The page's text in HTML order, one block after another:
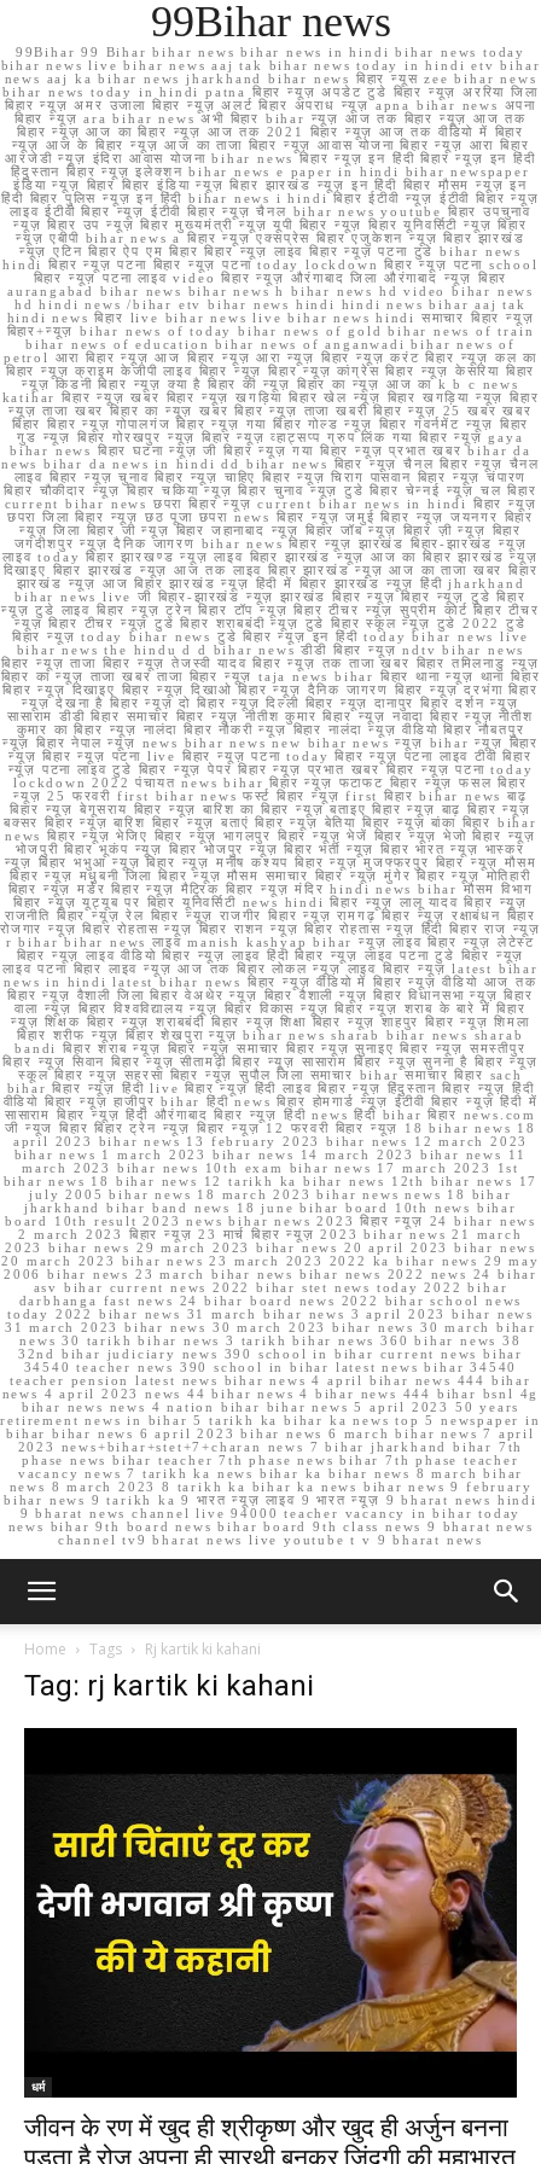
99Bihar news
99Bihar 99 Bihar bihar news bihar news in hindi bihar news today
bihar news live bihar news aaj tak bihar news today in hindi etv bihar
news aaj ka bihar news jharkhand bihar news बिहार न्यूस zee bihar news
bihar news today in hindi patna बिहार न्यूज़ अपडेट टुडे बिहार न्यूज़ अररिया जिला
बिहार न्यूज़ अमर उजाला बिहार न्यूज़ अलर्ट बिहार अपराध न्यूज़ apna bihar news अपना
बिहार न्यूज़ ara bihar news अभी बिहार bihar न्यूज़ आज तक बिहार न्यूज़ आज तक
बिहार न्यूज़ आज का बिहार न्यूज़ आज तक 2021 बिहार न्यूज़ आज तक वीडियो में बिहार
न्यूज़ आज के बिहार न्यूज़ आज का ताजा बिहार न्यूज़ आवास योजना बिहार न्यूज़ आरा बिहार
आरजेडी न्यूज़ इंदिरा आवास योजना bihar news बिहार न्यूज़ इन हिंदी बिहार न्यूज़ इन हिंदी
हिंदुस्तान बिहार न्यूज़ इलेक्शन bihar news e paper in hindi bihar newspaper
इंडिया न्यूज़ बिहार बिहार इंडिया न्यूज़ बिहार झारखंड न्यूज़ इन हिंदी बिहार मौसम न्यूज़ इन
हिंदी बिहार पुलिस न्यूज़ इन हिंदी bihar news i hindi बिहार ईटीवी न्यूज़ ईटीवी बिहार न्यूज़
लाइव ईटीवी बिहार न्यूज़ ईटीवी बिहार न्यूज़ चैनल bihar news youtube बिहार उपचुनाव
न्यूज़ बिहार उप न्यूज़ बिहार मुख्यमंत्री न्यूज़ यूपी बिहार न्यूज़ बिहार यूनिवर्सिटी न्यूज़ बिहार
न्यूज़ एबीपी bihar news a बिहार न्यूज़ एक्सप्रेस बिहार एजुकेशन न्यूज़ बिहार झारखंड
न्यूज़ एटिन बिहार ऐप एम बिहार बिहार न्यूज़ लाइव बिहार न्यूज़ पटना टुडे bihar news
hindi बिहार न्यूज़ पटना बिहार न्यूज़ पटना today lockdown बिहार न्यूज़ पटना school
बिहार न्यूज़ पटना लाइव video बिहार न्यूज़ औरंगाबाद जिला औरंगाबाद न्यूज़ बिहार
aurangabad bihar news bihar news h bihar news hd video bihar news
hd hindi news /bihar etv bihar news hindi hindi news bihar aaj tak
hindi news बिहार live bihar news live bihar news hindi समाचार बिहार न्यूज़
बिहार+न्यूज़ bihar news of today bihar news of gold bihar news of train
bihar news of education bihar news of anganwadi bihar news of
petrol आरा बिहार न्यूज़ आज बिहार न्यूज़ आरा न्यूज़ बिहार न्यूज़ करंट बिहार न्यूज़ कल का
बिहार न्यूज़ क्राइम केजीपी लाइव बिहार न्यूज़ बिहार न्यूज़ कांग्रेस बिहार न्यूज़ केसरिया बिहार
न्यूज़ किडनी बिहार न्यूज़ क्या है बिहार की न्यूज़ बिहार का न्यूज़ आज का k b c news
katihar बिहार न्यूज़ खबर बिहार न्यूज़ खगड़िया बिहार खेल न्यूज़ बिहार खगड़िया न्यूज़ बिहार
न्यूज़ ताजा खबर बिहार का न्यूज़ खबर बिहार न्यूज़ ताजा खबरी बिहार न्यूज़ 25 खबर खबर
बिहार बिहार न्यूज़ गोपालगंज बिहार न्यूज़ गया बिहार गोल्ड न्यूज़ बिहार गवर्नमेंट न्यूज़ बिहार
गुड न्यूज़ बिहार गोरखपुर न्यूज़ बिहार न्यूज़ व्हाट्सप्प ग्रुप लिंक गया बिहार न्यूज़ gaya
bihar news बिहार घटना न्यूज़ जी बिहार न्यूज़ गया बिहार न्यूज़ प्रभात खबर bihar da
news bihar da news in hindi dd bihar news बिहार न्यूज़ चैनल बिहार न्यूज़ चैनल
लाइव बिहार न्यूज़ चुनाव बिहार न्यूज़ चाहिए बिहार न्यूज़ चिराग पासवान बिहार न्यूज़ चंपारण
बिहार चौकीदार न्यूज़ बिहार चकिया न्यूज़ बिहार चुनाव न्यूज़ टुडे बिहार चेन्नई न्यूज़ चल बिहार
current bihar news छपरा बिहार न्यूज़ current bihar news in hindi बिहार न्यूज़
छपरा जिला बिहार न्यूज़ छठ पूजा छपरा news बिहार न्यूज़ जमुई बिहार न्यूज़ जयनगर बिहार
न्यूज़ जिला बिहार जी न्यूज़ बिहार जहानाबाद न्यूज़ बिहार जॉब न्यूज़ बिहार ज़ी न्यूज़ बिहार
जगदीशपुर न्यूज़ दैनिक जागरण bihar news बिहार न्यूज़ झारखंड बिहार-झारखंड न्यूज़
लाइव today बिहार झारखण्ड न्यूज़ लाइव बिहार झारखंड न्यूज़ आज का बिहार झारखंड न्यूज़
दिखाइए बिहार झारखंड न्यूज़ आज तक लाइव बिहार झारखंड न्यूज़ आज का ताजा खबर बिहार
झारखंड न्यूज़ आज बिहार झारखंड न्यूज़ हिंदी में बिहार झारखंड न्यूज़ हिंदी jharkhand
bihar news live जी बिहार-झारखंड न्यूज़ झारखंड बिहार न्यूज़ बिहार न्यूज़ टुडे बिहार
न्यूज़ टुडे लाइव बिहार न्यूज़ ट्रेन बिहार टॉप न्यूज़ बिहार टीचर न्यूज़ सुप्रीम कोर्ट बिहार टीचर
न्यूज़ बिहार टीचर न्यूज़ टुडे बिहार शराबबंदी न्यूज़ टुडे बिहार स्कूल न्यूज़ टुडे 2022 टुडे
बिहार न्यूज़ today bihar news टुडे बिहार न्यूज़ इन हिंदी today bihar news live
bihar news the hindu d d bihar news डीडी बिहार न्यूज़ ndtv bihar news
बिहार न्यूज़ ताजा बिहार न्यूज़ तेजस्वी यादव बिहार न्यूज़ तक ताजा खबर बिहार तमिलनाडु न्यूज़
बिहार का न्यूज़ ताजा खबर ताजा बिहार न्यूज़ taja news bihar बिहार थाना न्यूज़ थाना बिहार
बिहार न्यूज़ दिखाइए बिहार न्यूज़ दिखाओ बिहार न्यूज़ दैनिक जागरण बिहार न्यूज़ दरभंगा बिहार
न्यूज़ देखना है बिहार न्यूज़ दो बिहार न्यूज़ दिल्ली बिहार न्यूज़ दानापुर बिहार दर्शन न्यूज़
सासाराम डीडी बिहार समाचार बिहार न्यूज़ नीतीश कुमार बिहार न्यूज़ नवादा बिहार न्यूज़ नीतीश
कुमार का बिहार न्यूज़ नालंदा बिहार नौकरी न्यूज़ बिहार नालंदा न्यूज़ वीडियो बिहार नौबतपुर
न्यूज़ बिहार नेपाल न्यूज़ news bihar news new bihar news न्यूज़ bihar न्यूज़ बिहार
न्यूज़ बिहार न्यूज़ पटना live बिहार न्यूज़ पटना today बिहार न्यूज़ पटना लाइव टीवी बिहार
न्यूज़ पटना लाइव टुडे बिहार न्यूज़ पेपर बिहार न्यूज़ प्रभात खबर बिहार न्यूज़ पटना today
lockdown 2022 पंचायत news bihar बिहार न्यूज़ फटाफट बिहार न्यूज़ फसल बिहार
न्यूज़ 25 फरवरी first bihar news फर्स्ट बिहार न्यूज़ first बिहार bihar news बाढ़
बिहार न्यूज़ बेगूसराय बिहार न्यूज़ बारिश का बिहार न्यूज़ बताइए बिहार न्यूज़ बाढ़ बिहार न्यूज़
बक्सर बिहार न्यूज़ बारिश बिहार न्यूज़ बताएं बिहार न्यूज़ बेतिया बिहार न्यूज़ बांका बिहार bihar
news बिहार न्यूज़ भेजिए बिहार न्यूज़ भागलपुर बिहार न्यूज़ भेजें बिहार न्यूज़ भेजो बिहार न्यूज़
भोजपुरी बिहार भूकंप न्यूज़ बिहार भोजपुर न्यूज़ बिहार भर्ती न्यूज़ बिहार भारत न्यूज़ भास्कर
न्यूज़ बिहार भभुआ न्यूज़ बिहार न्यूज़ मनीष कश्यप बिहार न्यूज़ मुजफ्फरपुर बिहार न्यूज़ मौसम
बिहार न्यूज़ मधुबनी जिला बिहार न्यूज़ मौसम समाचार बिहार न्यूज़ मुंगेर बिहार न्यूज़ मोतिहारी
बिहार न्यूज़ मर्डर बिहार न्यूज़ मैट्रिक बिहार न्यूज़ मंदिर hindi news bihar मौसम विभाग
बिहार न्यूज़ यूट्यूब पर बिहार यूनिवर्सिटी news hindi बिहार न्यूज़ लालू यादव बिहार न्यूज़
राजनीति बिहार न्यूज़ रेल बिहार न्यूज़ राजगीर बिहार न्यूज़ रामगढ़ बिहार न्यूज़ रक्षाबंधन बिहार
रोजगार न्यूज़ बिहार रोहतास न्यूज़ बिहार राशन न्यूज़ बिहार रोहतास न्यूज़ हिंदी बिहार राज न्यूज़
r bihar bihar news लाइव manish kashyap bihar न्यूज़ लाइव बिहार न्यूज़ लेटेस्ट
बिहार न्यूज़ लाइव वीडियो बिहार न्यूज़ लाइव हिंदी बिहार न्यूज़ लाइव पटना टुडे बिहार न्यूज़
लाइव पटना बिहार लाइव न्यूज़ आज तक बिहार लोकल न्यूज़ लाइव बिहार न्यूज़ latest bihar
news in hindi latest bihar news बिहार न्यूज़ वीडियो में बिहार न्यूज़ वीडियो आज तक
बिहार न्यूज़ वैशाली जिला बिहार वेअथेर न्यूज़ बिहार वैशाली न्यूज़ बिहार विधानसभा न्यूज़ बिहार
वाला न्यूज़ बिहार विश्वविद्यालय न्यूज़ बिहार विकास न्यूज़ बिहार न्यूज़ शराब के बारे में बिहार
न्यूज़ शिक्षक बिहार न्यूज़ शराबबंदी बिहार न्यूज़ शिक्षा बिहार न्यूज़ शाहपुर बिहार न्यूज़ शिमला
बिहार शरीफ न्यूज़ बिहार शेखपुरा न्यूज़ bihar news sharab bihar news sharab
bandi बिहार शराब न्यूज़ बिहार न्यूज़ समाचार बिहार न्यूज़ सुनाइए बिहार न्यूज़ समस्तीपुर
बिहार न्यूज़ सिवान बिहार न्यूज़ सीतामढ़ी बिहार न्यूज़ सासाराम बिहार न्यूज़ सुनना है बिहार न्यूज़
स्कूल बिहार न्यूज़ सहरसा बिहार न्यूज़ सुपौल जिला समाचार bihar समाचार बिहार sach
bihar बिहार न्यूज़ हिंदी live बिहार न्यूज़ हिंदी लाइव बिहार न्यूज़ हिंदुस्तान बिहार न्यूज़ हिंदी
वीडियो बिहार न्यूज़ हाजीपुर bihar हिंदी news बिहार होमगार्ड न्यूज़ ईटीवी बिहार न्यूज़ हिंदी में
सासाराम बिहार न्यूज़ हिंदी औरंगाबाद बिहार न्यूज़ हिंदी news हिंदी bihar बिहार news.com
जी न्यूज बिहार बिहार ट्रेन न्यूज़ बिहार न्यूज़ 12 फरवरी बिहार न्यूज़ 18 bihar news 18
april 2023 bihar news 13 february 2023 bihar news 12 march 2023
bihar news 1 march 2023 bihar news 14 march 2023 bihar news 11
march 2023 bihar news 10th exam bihar news 17 march 2023 1st
bihar news 18 bihar news 12 tarikh ka bihar news 12th bihar news 17
july 2005 bihar news 18 march 2023 bihar news news 18 bihar
jharkhand bihar band news 18 june bihar board 10th news bihar
board 10th result 2023 news bihar news 2023 बिहार न्यूज़ 24 bihar news
2 march 2023 बिहार न्यूज़ 23 मार्च बिहार न्यूज़ 2023 bihar news 21 march
2023 bihar news 29 march 2023 bihar news 20 april 2023 bihar news
20 march 2023 bihar news 23 march 2023 2022 ka bihar news 29 may
2006 bihar news 23 march bihar news bihar news 2022 news 24 bihar
asv bihar current news 2022 bihar stet news today 2022 bihar
darbhanga fast news 24 bihar board news 2022 bihar school news
today 2022 bihar news 31 march bihar news 3 april 2023 bihar news
31 march 2023 bihar news 30 march 2023 bihar news 30 march bihar
news 30 tarikh bihar news 3 tarikh bihar news 360 bihar news 38
32nd bihar judiciary news 390 school in bihar current news bihar
34540 teacher news 390 school in bihar latest news bihar 34540
teacher pension latest news bihar news 4 april bihar news 444 bihar
news 4 april 2023 news 44 bihar news 4 bihar news 444 bihar bsnl 4g
bihar news news 4 nation bihar bihar news 5 april 2023 50 years
retirement news in bihar 5 tarikh ka bihar ka news top 5 newspaper in
bihar bihar news 6 april 2023 bihar news 6 march bihar news 7 april
2023 news+bihar+stet+7+charan news 7 bihar jharkhand bihar 7th
phase news bihar teacher 7th phase news bihar 7th phase teacher
vacancy news 7 tarikh ka news bihar ka bihar news 8 march bihar
news 8 march 2023 8 tarikh ka bihar ka news bihar news 9 february
bihar news 9 tarikh ka 9 भारत न्यूज़ लाइव 9 भारत न्यूज़ 9 bharat news hindi
9 bharat news channel live 94000 teacher vacancy in bihar today
news bihar 9th board news bihar board 9th class news 9 bharat news
channel tv9 bharat news live youtube t v 9 bharat news
Home Tags Rj kartik ki kahani
Tag: rj kartik ki kahani
धर्म
जीवन के रण में खुद ही श्रीकृष्ण और खुद ही अर्जुन बनना
पड़ता है रोज अपना ही सारथी बनकर जिंदगी की महाभारत